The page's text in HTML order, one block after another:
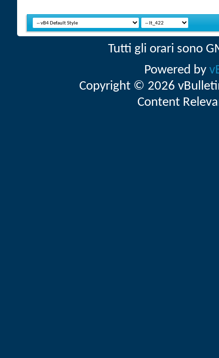
Tutti gli orari sono
Powered by
Copyright © 2026
Content